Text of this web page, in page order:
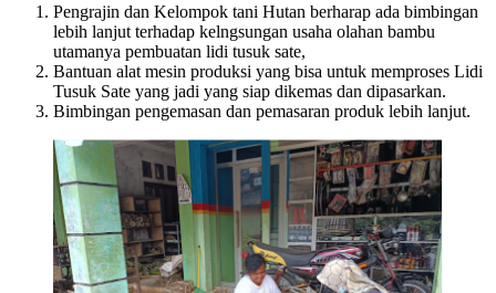
Pengrajin dan Kelompok tani Hutan berharap ada bimbingan
lebih lanjut terhadap kelngsungan usaha olahan bambu
utamanya pembuatan lidi tusuk sate,
Bantuan alat mesin produksi yang bisa untuk memproses Lidi
Tusuk Sate yang jadi yang siap dikemas dan dipasarkan.
Bimbingan pengemasan dan pemasaran produk lebih lanjut.